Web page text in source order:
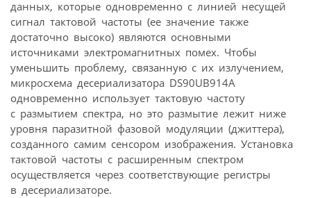
данных, которые одновременно с линией несущей
сигнал тактовой частоты (ее значение также
достаточно высоко) являются основными
источниками электромагнитных помех. Чтобы
уменьшить проблему, связанную с их излучением,
микросхема десериализатора DS90UB914A
одновременно использует тактовую частоту
с размытием спектра, но это размытие лежит ниже
уровня паразитной фазовой модуляции (джиттера),
созданного самим сенсором изображения. Установка
тактовой частоты с расширенным спектром
осуществляется через соответствующие регистры
в десериализаторе.